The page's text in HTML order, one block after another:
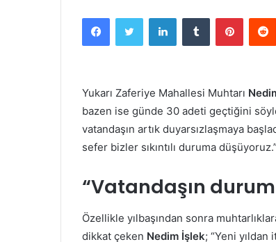
posta
göndermek
FacebookTwitter LinkedInTumblr Pinterest
Yukarı Zaferiye Mahallesi Muhtarı
bazen ise günde 30 adeti geçtiğini
vatandaşın artık duyarsızlaşmaya
sefer bizler sıkıntılı duruma
“Vatandaşın
Özellikle yılbaşından sonra
dikkat çeken Nedim İşlek; “Yeni